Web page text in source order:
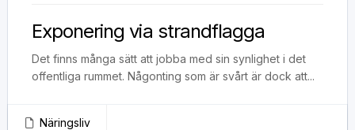
Exponering via strandflagga
Det finns många sätt att jobba med sin synlighet i det
offentliga rummet. Någonting som är svårt är dock att...
Näringsliv